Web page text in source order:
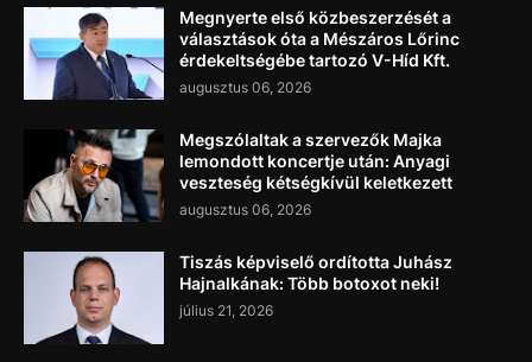
Megnyerte első közbeszerzését a
választások óta a Mészáros Lőrinc
érdekeltségébe tartozó V-Híd Kft.
augusztus 06, 2026
Megszólaltak a szervezők Majka
lemondott koncertje után: Anyagi
veszteség kétségkívül keletkezett
augusztus 06, 2026
Tiszás képviselő ordította Juhász
Hajnalkának: Több botoxot neki!
július 21, 2026